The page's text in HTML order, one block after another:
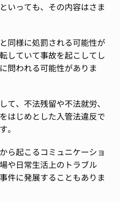
いっても、その内容はさま
同様に処罰される可能性が
していて事故を起こしてし
問われる可能性がありま
て、不法残留や不法就労、
はじめとした入管法違反で
。
ら起こるコミュニケーショ
や日常生活上のトラブル
件に発展することもありま